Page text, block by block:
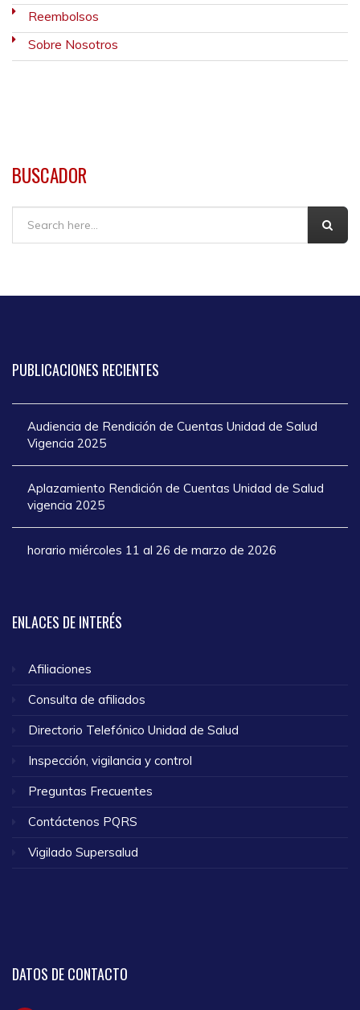
Reembolsos
Sobre Nosotros
BUSCADOR
Buscar
PUBLICACIONES RECIENTES
Audiencia de Rendición de Cuentas Unidad de Salud
Vigencia 2025
Aplazamiento Rendición de Cuentas Unidad de Salud
vigencia 2025
horario miércoles 11 al 26 de marzo de 2026
ENLACES DE INTERÉS
Afiliaciones
Consulta de afiliados
Directorio Telefónico Unidad de Salud
Inspección, vigilancia y control
Preguntas Frecuentes
Contáctenos PQRS
Vigilado Supersalud
DATOS DE CONTACTO